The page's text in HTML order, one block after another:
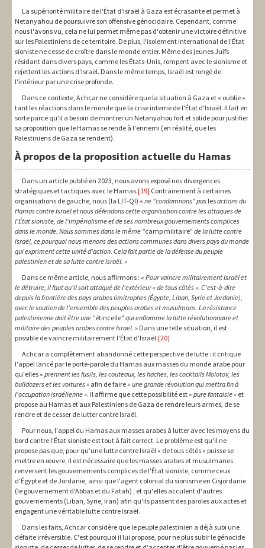
La supériorité militaire de l'État d'Israël à Gaza est écrasante et permet à
Netanyahou de poursuivre son offensive génocidaire. Cependant, comme
nous l'avons vu, cela ne lui permet même pas d'obtenir une victoire définitive
sur les Palestiniens de ce territoire. De plus, l'isolement international de l'État
sioniste ne cesse de croître dans le monde entier. Même des jeunes Juifs
résidant dans divers pays, comme les États-Unis, rompent avec le sionisme et
rejettent les actions d'Israël. Dans le même temps, Israël est rongé de
l'intérieur par une crise profonde.
Dans ce contexte, Achcar ne considère que la situation à Gaza et « oublie »
tant les réactions dans le monde que la crise interne de l'État d'Israël. Il fait en
sorte parce qu'il a besoin de montrer un Netanyahou fort et solide pour justifier
sa proposition que le Hamas se rende à l'ennemi (en réalité, que les
Palestiniens de Gaza se rendent).
À propos de la proposition actuelle du Hamas
Dans un article publié en 2023, nous avons exposé nos divergences
stratégiques et tactiques avec le Hamas.[19] Contrairement à certaines
organisations de gauche, nous (la LIT-QI) « ne "condamnons" pas lesactions du
Hamas contre Israël et nous défendons cette organisation contre les attaques de
l'État sioniste, de l'impérialisme et de ses nombreux gouvernements complices
dans le monde. Nous sommes dans le même "camp militaire" de la lutte contre
Israël, ce pourquoi nous menons des actions communes dans divers pays du monde
qui expriment cette unité d'action. Cela fait partie de la défense du peuple
palestinien et de sa lutte contre Israël. »
Dans ce même article, nous affirmons : « Pour vaincre militairement Israël et
le détruire, il faut qu'il soit attaqué de l'extérieur « de tous côtés ». C'est-à-dire
depuis la frontière des pays arabes limitrophes (Égypte, Liban, Syrie et Jordanie),
avec le soutien de l'ensemble des peuples arabes et musulmans. La résistance
palestinienne doit être une "étincelle" qui enflamme la lutte révolutionnaire et
militaire des peuples arabes contre Israël. » Dans une telle situation, il est
possible de vaincre militairement l'État d'Israël.[20]
Achcar a complètement abandonné cette perspective de lutte : il critique
l'appel lancé par le porte-parole du Hamas aux masses du monde arabe pour
qu'elles « prennent les fusils, les couteaux, les haches, les cocktails Molotov, les
bulldozers et les voitures » afin de faire « une grande révolution qui mettra fin à
l'occupation israélienne ». Il affirme que cette possibilité est « pure fantaisie » et
propose au Hamas et aux Palestiniens de Gaza de rendre leurs armes, de se
rendre et de cesser de lutter contre Israël.
Pour nous, l'appel du Hamas aux masses arabes à lutter avec les moyens du
bord contre l'État sioniste est tout à fait correct. Le problème est qu'il ne
propose pas que, pour qu'une lutte contre Israël « de tous côtés » puisse se
mettre en œuvre, il est nécessaire que les masses arabes et musulmanes
renversent les gouvernements complices de l'État sioniste, comme ceux
d'Égypte et de Jordanie, ainsi que l'agent colonial du sionisme en Cisjordanie
(le gouvernement d'Abbas et du Fatah) ; et qu'elles acculent d'autres
gouvernements (Liban, Syrie, Iran) afin qu'ils passent des paroles aux actes et
engagent une véritable lutte contre Israël.
Dans les faits, Achcar considère que le peuple palestinien a déjà subi une
défaite irréversible. C'est pourquoi il lui propose, pour ne plus subir le génocide